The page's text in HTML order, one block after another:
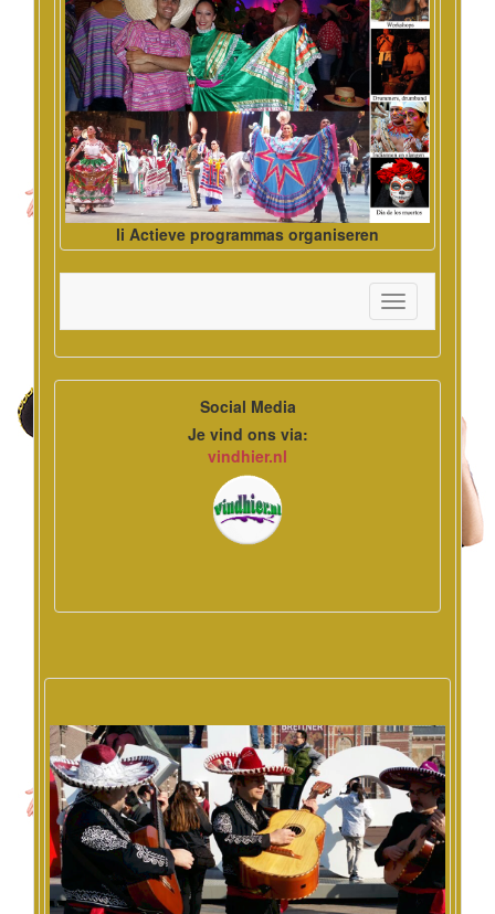
li Actieve programmas organiseren
Toggle
navigation
Social Media
Je vind ons via:
vindhier.nl